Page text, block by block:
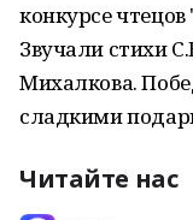
конкурсе
Звучали стихи
Михалкова.
сладкими
Читайте нас